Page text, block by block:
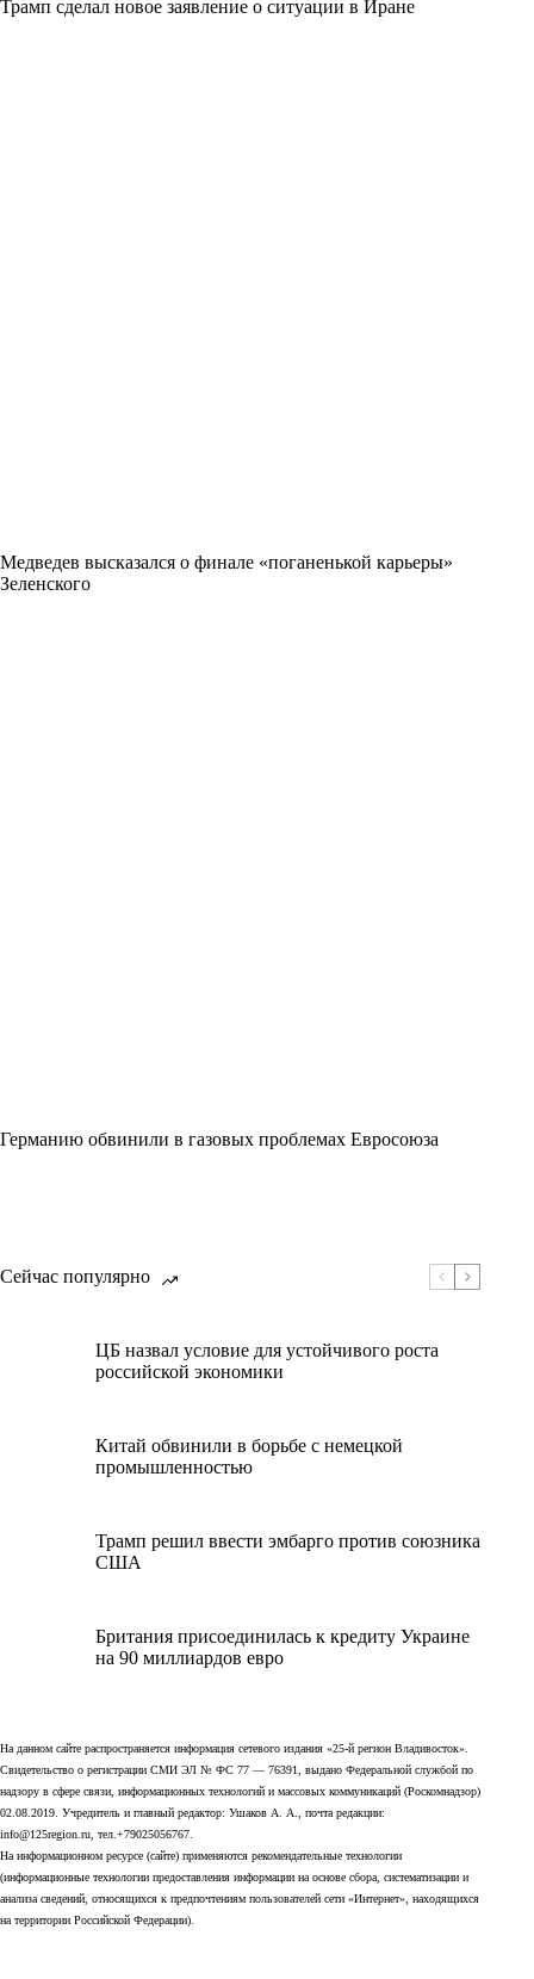
Трамп сделал новое заявление о ситуации в Иране
Медведев высказался о финале «поганенькой карьеры»
Зеленского
Германию обвинили в газовых проблемах Евросоюза
Сейчас популярно
ЦБ назвал условие для устойчивого роста
российской экономики
Китай обвинили в борьбе с немецкой
промышленностью
Трамп решил ввести эмбарго против союзника
США
Британия присоединилась к кредиту Украине
на 90 миллиардов евро
На данном сайте распространяется информация сетевого издания «25-й регион Владивосток».
Свидетельство о регистрации СМИ ЭЛ № ФС 77 — 76391, выдано Федеральной службой по
надзору в сфере связи, информационных технологий и массовых коммуникаций (Роскомнадзор)
02.08.2019. Учредитель и главный редактор: Ушаков А. А., почта редакции:
info@125region.ru, тел.+79025056767.
На информационном ресурсе (сайте) применяются рекомендательные технологии
(информационные технологии предоставления информации на основе сбора, систематизации и
анализа сведений, относящихся к предпочтениям пользователей сети «Интернет», находящихся
на территории Российской Федерации).